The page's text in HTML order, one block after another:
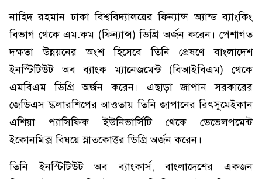
নাহিদ রহমান ঢাকা বিশ্ববিদ্যালয়ের ফিন্যান্স অ্যান্ড ব্যাংকিং
বিভাগ থেকে এম.কম (ফিন্যান্স) ডিগ্রি অর্জন করেন। পেশাগত
দক্ষতা উন্নয়নের অংশ হিসেবে তিনি প্রেষণে বাংলাদেশ
ইনস্টিটিউট অব ব্যাংক ম্যানেজমেন্ট (বিআইবিএম) থেকে
এমবিএম ডিগ্রি অর্জন করেন। এছাড়া জাপান সরকারের
জেডিএস স্কলারশিপের আওতায় তিনি জাপানের রিৎসুমেইকান
এশিয়া প্যাসিফিক ইউনিভার্সিটি থেকে ডেভেলপমেন্ট
ইকোনমিক্স বিষয়ে স্নাতকোত্তর ডিগ্রি অর্জন করেন।
তিনি ইনস্টিটিউট অব ব্যাংকার্স, বাংলাদেশের একজন